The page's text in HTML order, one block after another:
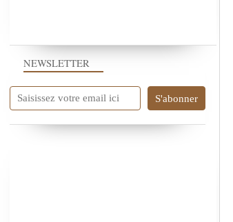
NEWSLETTER